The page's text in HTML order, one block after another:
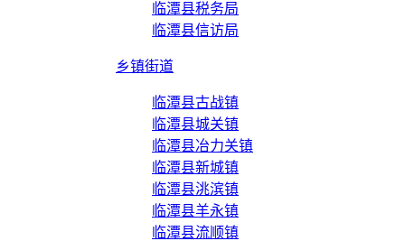
临潭县税务局
临潭县信访局
乡镇街道
临潭县古战镇
临潭县城关镇
临潭县冶力关镇
临潭县新城镇
临潭县洮滨镇
临潭县羊永镇
临潭县流顺镇